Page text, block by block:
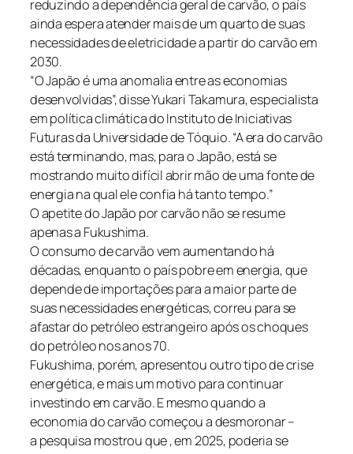
reduzindo a dependência geral de carvão, o país
ainda espera atender mais de um quarto de suas
necessidades de eletricidade a partir do carvão em
2030.
“O Japão é uma anomalia entre as economias
desenvolvidas”, disse Yukari Takamura, especialista
em política climática do Instituto de Iniciativas
Futuras da Universidade de Tóquio. “A era do carvão
está terminando, mas, para o Japão, está se
mostrando muito difícil abrir mão de uma fonte de
energia na qual ele confia há tanto tempo.”
O apetite do Japão por carvão não se resume
apenas a Fukushima.
O consumo de carvão vem aumentando há
décadas, enquanto o país pobre em energia, que
depende de importações para a maior parte de
suas necessidades energéticas, correu para se
afastar do petróleo estrangeiro após os choques
do petróleo nos anos 70.
Fukushima, porém, apresentou outro tipo de crise
energética, e mais um motivo para continuar
investindo em carvão. E mesmo quando a
economia do carvão começou a desmoronar –
a pesquisa mostrou que , em 2025, poderia se